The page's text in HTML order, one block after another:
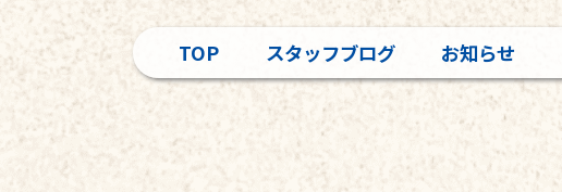
TOP スタッフブログ お知らせ